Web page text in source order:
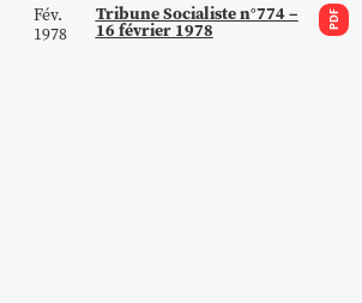
Fév.
1978
Tribune Socialiste n°774 –
16 février 1978 PDF